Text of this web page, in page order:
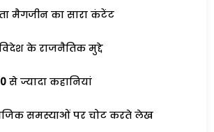
मैगजीन का सारा कंटेंट
के राजनैतिक मुद्दे
से ज्यादा कहानियां
समस्याओं पर चोट करते लेख